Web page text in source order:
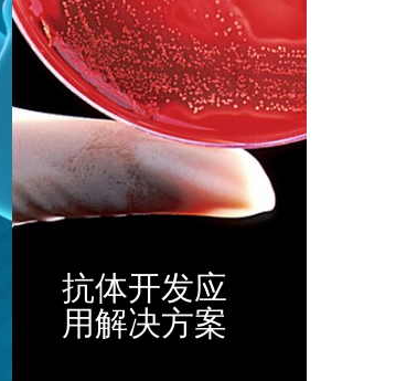
抗体开发应
用解决方案